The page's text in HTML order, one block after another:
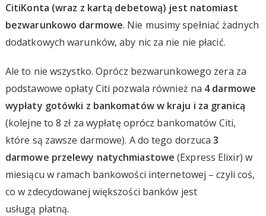
CitiKonta (wraz z kartą debetową) jest natomiast
bezwarunkowo darmowe. Nie musimy spełniać żadnych
dodatkowych warunków, aby nic za nie nie płacić.
Ale to nie wszystko. Oprócz bezwarunkowego zera za
podstawowe opłaty Citi pozwala również na 4 darmowe
wypłaty gotówki z bankomatów w kraju i za granicą
(kolejne to 8 zł za wypłatę oprócz bankomatów Citi,
które są zawsze darmowe). A do tego dorzuca3
darmowe przelewy natychmiastowe (Express Elixir) w
miesiącu w ramach bankowości internetowej – czyli coś,
co w zdecydowanej większości banków jest
usługą płatną.